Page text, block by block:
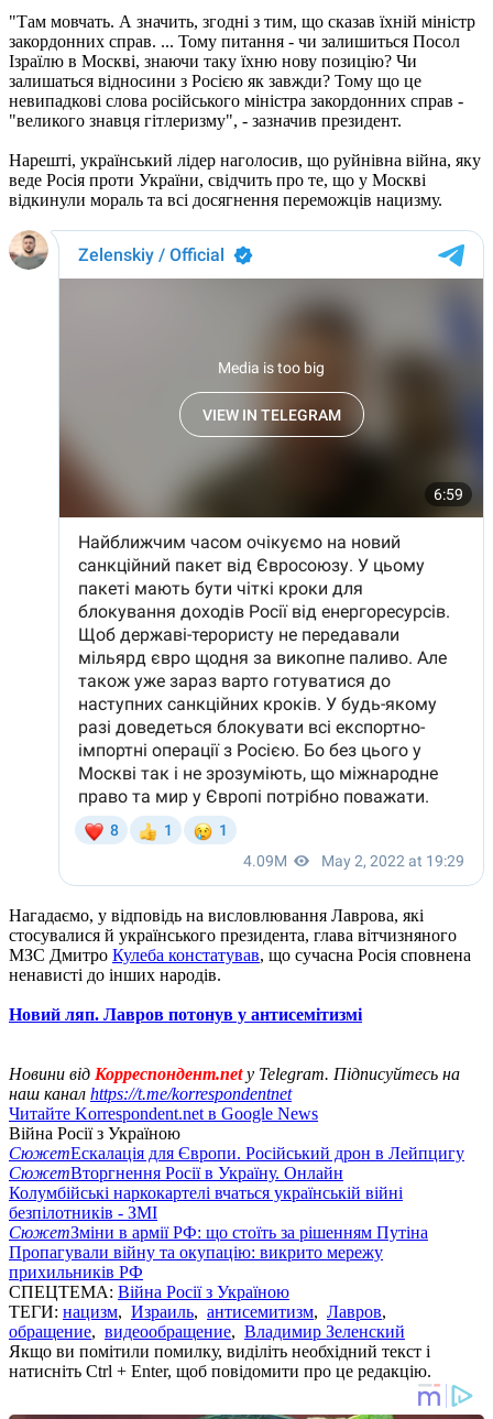
"Там мовчать. А значить, згодні з тим, що сказав їхній міністр
закордонних справ. ... Тому питання - чи залишиться Посол
Ізраїлю в Москві, знаючи таку їхню нову позицію? Чи
залишаться відносини з Росією як завжди? Тому що це
невипадкові слова російського міністра закордонних справ -
"великого знавця гітлеризму", - зазначив президент.
Нарешті, український лідер наголосив, що руйнівна війна, яку
веде Росія проти України, свідчить про те, що у Москві
відкинули мораль та всі досягнення переможців нацизму.
Нагадаємо, у відповідь на висловлювання Лаврова, які
стосувалися й українського президента, глава вітчизняного
МЗС Дмитро Кулеба констатував, що сучасна Росія сповнена
ненависті до інших народів.
Новий ляп. Лавров потонув у антисемітизмі
Новини від Корреспондент.netу Telegram. Підписуйтесь на
наш канал https://t.me/korrespondentnet
Читайте Korrespondent.net в Google News
Війна Росії з Україною
СюжетЕскалація для Європи. Російський дрон в Лейпцигу
СюжетВторгнення Росії в Україну. Онлайн
Колумбійські наркокартелі вчаться українській війні
безпілотників - ЗМІ
СюжетЗміни в армії РФ: що стоїть за рішенням Путіна
Пропагували війну та окупацію: викрито мережу
прихильників РФ
СПЕЦТЕМА: Війна Росії з Україною
ТЕГИ: нацизм, Израиль, антисемитизм, Лавров,
обращение, видеообращение, Владимир Зеленский
Якщо ви помітили помилку, виділіть необхідний текст і
натисніть Ctrl + Enter, щоб повідомити про це редакцію.